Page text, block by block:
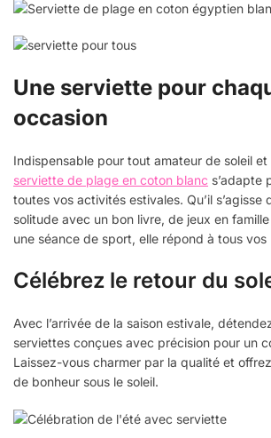
Une serviette pour
occasion
Indispensable pour tout amateur de soleil
serviette de plage en coton blanc s’adapte
toutes vos activités estivales. Qu’il s’agisse
solitude avec un bon livre, de jeux en
une séance de sport, elle répond à tous vos
Célébrez le retour du
Avec l’arrivée de la saison estivale,
serviettes conçues avec précision pour un
Laissez-vous charmer par la qualité et
de bonheur sous le soleil.